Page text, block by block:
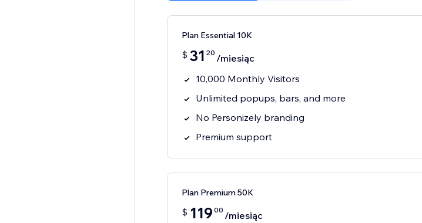
Plan Essential 10K
$ 31 20 /miesiąc
10,000 Monthly Visitors
Unlimited popups, bars, and more
No Personizely branding
Premium support
Plan Premium 50K
$ 119 00 /miesiąc